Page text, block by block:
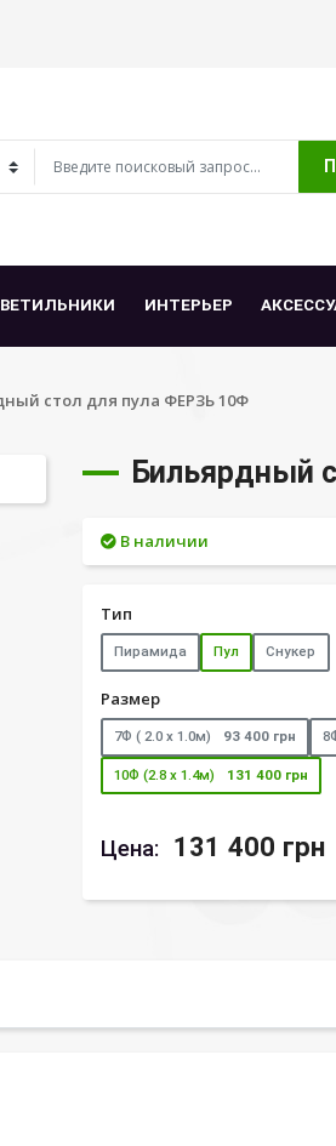
ИНТЕРЬЕР
стол для пула ФЕРЗЬ 10Ф
Бильярдный
В наличии
Тип
Пирамида Пул Снукер
Размер
7Ф ( 2.0 х 1.0м) 93 400 грн
10Ф (2.8 х 1.4м) 131 400 грн
Цена: 131 400 грн